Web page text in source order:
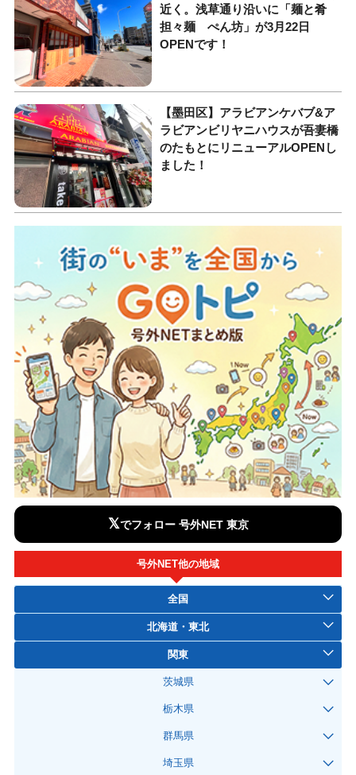
近く。浅草通り沿いに「麺と肴
担々麺 ぺん坊」が3月22日
OPENです！
【墨田区】アラビアンケバブ&ア
ラビアンビリヤニハウスが吾妻橋
のたもとにリニューアルOPENし
ました！
𝕏でフォロー 号外NET 東京
号外NET他の地域
全国
北海道・東北
関東
茨城県
栃木県
群馬県
埼玉県